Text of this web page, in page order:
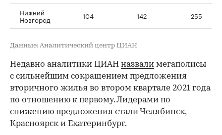
Нижний
Новгород 104 142 255
Данные: Аналитический центр ЦИАН
Недавно аналитики ЦИАН назвали мегаполисы
с сильнейшим сокращением предложения
вторичного жилья во втором квартале 2021 года
по отношению к первому. Лидерами по
снижению предложения стали Челябинск,
Красноярск и Екатеринбург.